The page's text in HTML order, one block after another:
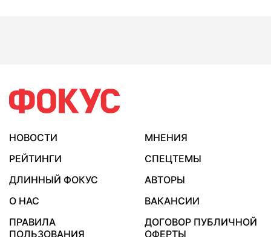
НОВОСТИ
МНЕНИЯ
РЕЙТИНГИ
СПЕЦТЕМЫ
ДЛИННЫЙ ФОКУС
АВТОРЫ
О НАС
ВАКАНСИИ
ПРАВИЛА
ПОЛЬЗОВАНИЯ
ДОГОВОР ПУБЛИЧНОЙ
ОФЕРТЫ